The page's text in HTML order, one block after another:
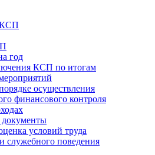
КСП
год
КСП по итогам
осуществления
финансового контроля
условий труда
служебного поведения